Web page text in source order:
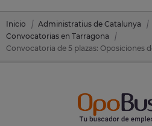
Inicio
Administratius de Catalunya
Convocatorias en Tarragona